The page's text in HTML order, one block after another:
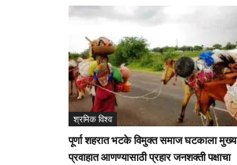
श्रमिक विश्व
पूर्णा शहरात भटके विमुक्त समाज घटकाला मुख्य
प्रवाहात आणण्यासाठी प्रहार जनशक्ती पक्षाचा